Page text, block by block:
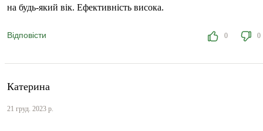
на будь-який вік. Ефективність висока.
Відповісти 0 0
Катерина
21 груд. 2023 р.